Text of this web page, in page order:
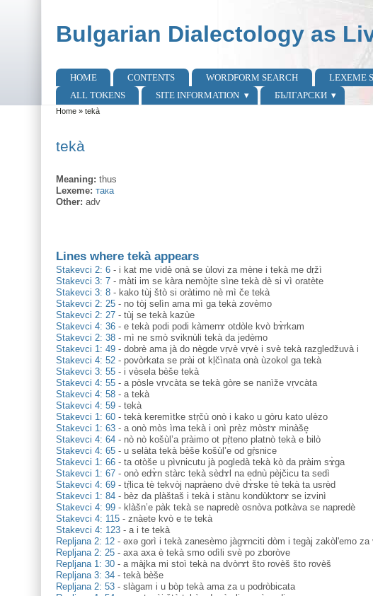
Bulgarian Dialectology as
Main menu
HOME CONTENTS WORDFORM SEARCH LEXEME
ALL TOKENS
SITE INFORMATION БЪЛГАРСКИ
You are here
Home» tekà
tekà
Meaning: thus
Lexeme: така
Other: adv
Lines where tekà appears
Stakevci 2: 6 - i kat me vidè onà se ùlovi za mène i tekà me dṛžì
Stakevci 3: 7 - màti im se kàra nemòjte sìne tekà dè si vì oratète
Stakevci 3: 8 - kako tùj štò si oràtimo nè mì če tekà
Stakevci 2: 25 - no tòj selìn ama mì ga tekà zovèmo
Stakevci 2: 27 - tùj se tekà kazùe
Stakevci 4: 36 - e tekà podi podi kàmenɤ otdòle kvò bɤ̀rkam
Stakevci 2: 38 - mì ne smò sviknùli tekà da jedèmo
Stakevci 1: 49 - dobrè ama jà do nègde vṛvè vṛvè i svè tekà razgledžuvà i
Stakevci 4: 52 - povòrkata se prài ot kḷčìnata onà ùzokol ga tekà
Stakevci 3: 55 - i vèsela bèše tekà
Stakevci 4: 55 - a pòsle vṛvcàta se tekà gòre se nanìže vṛvcàta
Stakevci 4: 58 - a tekà
Stakevci 4: 59 - tekà
Stakevci 1: 60 - tekà keremìtke stṛčù onò i kako u gòru kato ulèzo
Stakevci 1: 63 - a onò mòs ìma tekà i onì prèz mòstɤ minàše̥
Stakevci 4: 64 - nò nò košùl’a pràimo ot pṛ̀teno platnò tekà e bilò
Stakevci 4: 65 - u selàta tekà bèše košùl’e od gṛ̀snice
Stakevci 1: 66 - ta otòše u pìvnicutu jà pogledà tekà kò da pràim sɤ̀ga
Stakevci 1: 67 - onò edɤ̀n stàrc tekà sèdɤl na ednù pèjčicu ta sedì
Stakevci 4: 69 - tṛ̀lica tè tekvòj napràeno dvè dɤ̀ske tè tekà ta usrèd
Stakevci 1: 84 - bèz da plàštaš i tekà i stànu kondùktorɤ se izvinì
Stakevci 4: 99 - klàšn’e pàk tekà se napredè osnòva potkàva se napredè
Stakevci 4: 115 - znàete kvò e te tekà
Stakevci 4: 123 - a i te tekà
Repljana 2: 12 - əxə gorì i tekà zanesèmo jàgɤnciti dòm i tegàj zakòl'emo za
Repljana 2: 25 - axa axa è tekà smo odìli svè po zboròve
Repljana 1: 30 - a màjka mi stoì tekà na dvòrɤt što rovèš što rovèš
Repljana 3: 34 - tekà bèše
Repljana 2: 53 - slàgam i u bòp tekà ama za u podròbicata